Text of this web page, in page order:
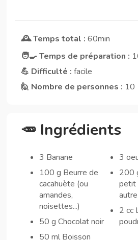
🕰️ Temps total : 60min
🧑‍🍳 Temps de préparation :
💪 Difficulté : facile
🙋 Nombre de personnes : 10
🥕 Ingrédients
3 Banane
100 g Beurre de
cacahuète (ou
amandes,
noisettes...)
50 g Chocolat noir
50 ml Boisson
3
200 g Farine de
petit
2 cc Levure /